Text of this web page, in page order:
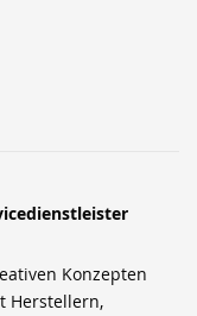
Konzepten
Herstellern,